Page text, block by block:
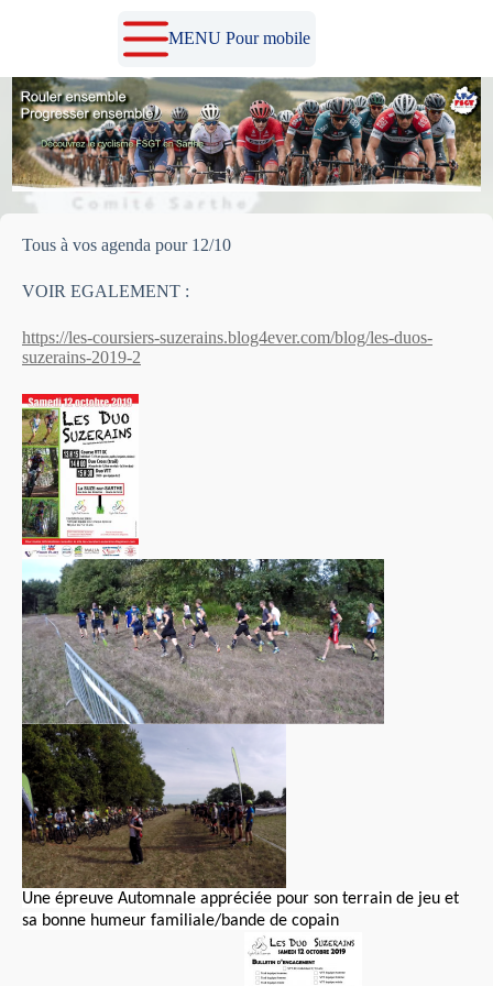
MENU Pour mobile
Tous à vos agenda pour 12/10
VOIR EGALEMENT :
https://les-coursiers-suzerains.blog4ever.com/blog/les-duos-
suzerains-2019-2
Une épreuve Automnale appréciée pour son terrain de jeu et
sa bonne humeur familiale/bande de copain